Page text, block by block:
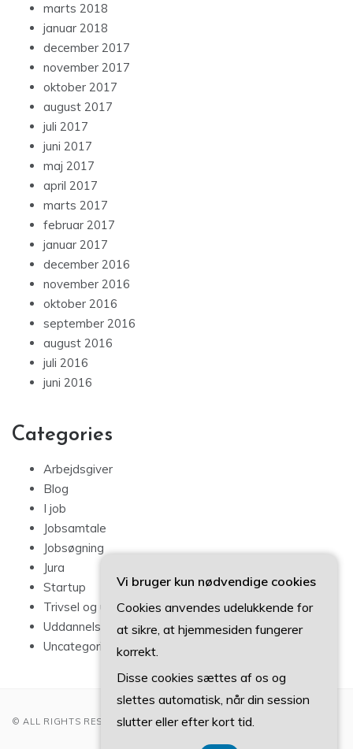
marts 2018
januar 2018
december 2017
november 2017
oktober 2017
august 2017
juli 2017
juni 2017
maj 2017
april 2017
marts 2017
februar 2017
januar 2017
december 2016
november 2016
oktober 2016
september 2016
august 2016
juli 2016
juni 2016
Categories
Arbejdsgiver
Blog
I job
Jobsamtale
Jobsøgning
Jura
Startup
Trivsel og udvikling
Uddannelse
Uncategorized
© ALL RIGHTS RESERVED 2022
Vi bruger kun nødvendige cookies
Cookies anvendes udelukkende for
at sikre, at hjemmesiden fungerer
korrekt.
Disse cookies sættes af os og
slettes automatisk, når din session
slutter eller efter kort tid.